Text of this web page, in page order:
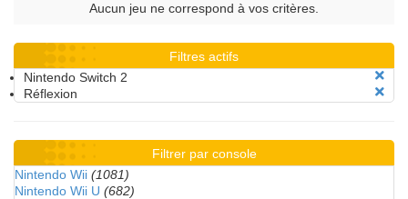
Aucun jeu ne correspond à vos critères.
Filtres actifs
Nintendo Switch 2
Réflexion
Filtrer par console
Nintendo Wii (1081)
Nintendo Wii U (682)